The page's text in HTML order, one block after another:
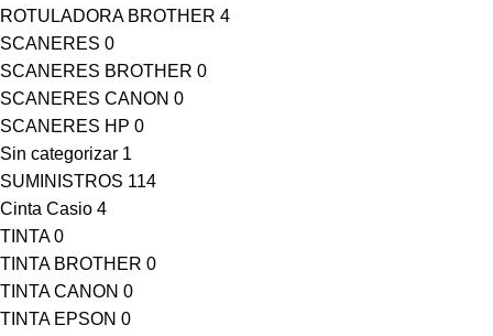
ROTULADORA BROTHER 4
SCANERES 0
SCANERES BROTHER 0
SCANERES CANON 0
SCANERES HP 0
Sin categorizar 1
SUMINISTROS 114
Cinta Casio 4
TINTA 0
TINTA BROTHER 0
TINTA CANON 0
TINTA EPSON 0